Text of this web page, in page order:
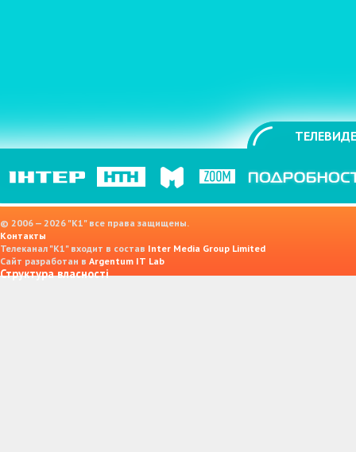
© 2006 — 2026 "K1" все права защищены.
Контакты
Телеканал "К1" входит в состав Inter Media Group Limited
Сайт разработан в Argentum IT Lab
Структура власності